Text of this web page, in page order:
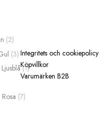
22
products
33
products
Ljusblå 11
product
Rosa 77
Integritets och cookiepolicy
Köpvillkor
Varumärken B2B